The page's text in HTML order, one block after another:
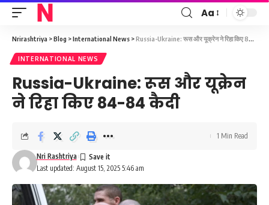
Font
Resizer
Aa
Nrirashtriya >Blog >International News >Russia-Ukraine: रूस और यूक्रेन ने रिहा किए 84-84 कैदी
INTERNATIONAL NEWS
Russia-Ukraine: रूस और यूक्रेन
ने रिहा किए 84-84 कैदी
Last updated: August 15, 2025 5:46 am
Nri Rashtriya
1 Min Read